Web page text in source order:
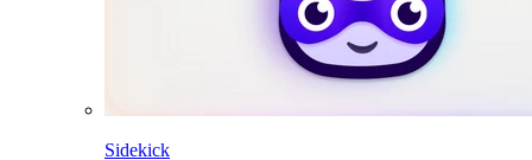
Sidekick